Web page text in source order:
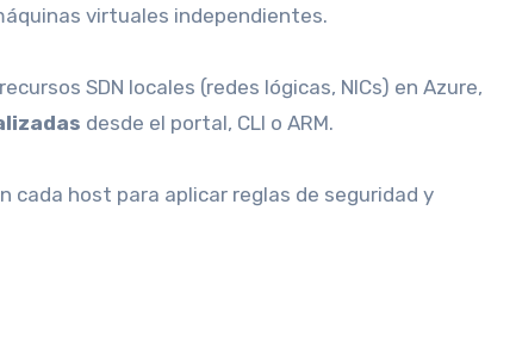
virtuales independientes.
SDN locales (redes lógicas, NICs) en Azure,
desde el portal, CLI o ARM.
cada host para aplicar reglas de seguridad y